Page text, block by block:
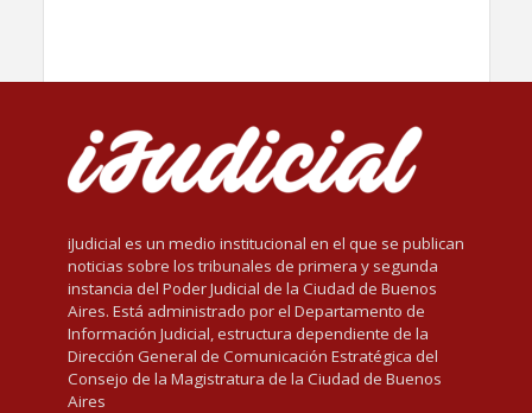
iJudicial es un medio institucional en el que se publican
noticias sobre los tribunales de primera y segunda
instancia del Poder Judicial de la Ciudad de Buenos
Aires. Está administrado por el Departamento de
Información Judicial, estructura dependiente de la
Dirección General de Comunicación Estratégica del
Consejo de la Magistratura de la Ciudad de Buenos
Aires